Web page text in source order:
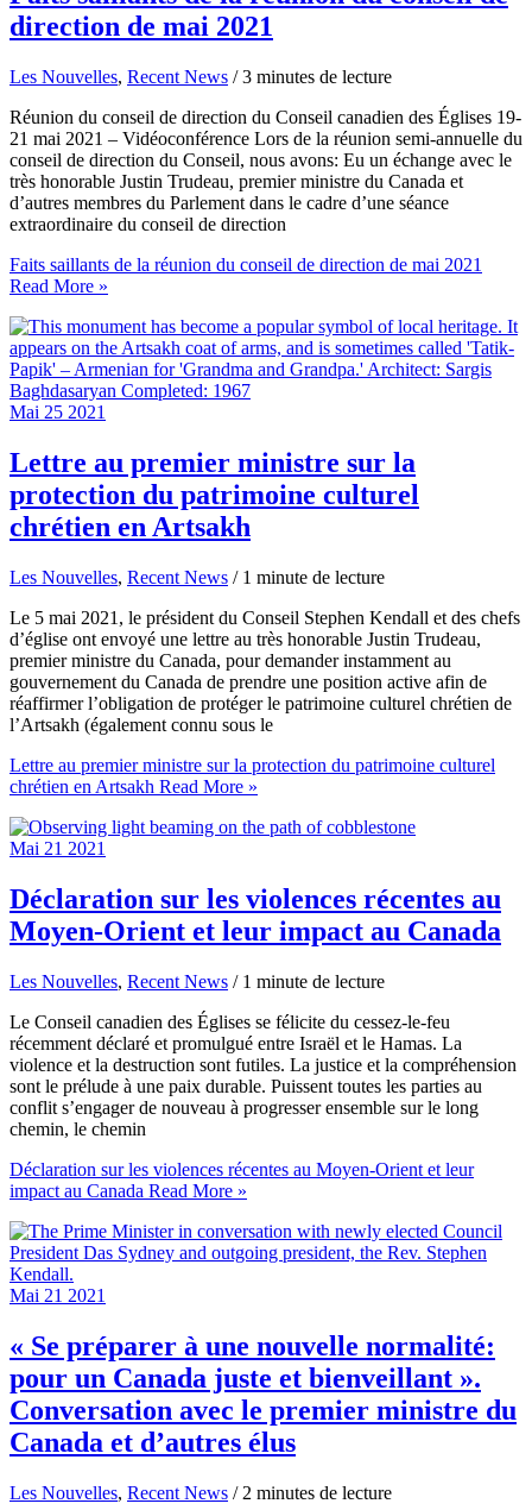
direction de mai 2021
Les Nouvelles, Recent News /3 minutes de lecture
Réunion du conseil de direction du Conseil canadien des Églises 19-
21 mai 2021 – Vidéoconférence Lors de la réunion semi-annuelle du
conseil de direction du Conseil, nous avons: Eu un échange avec le
très honorable Justin Trudeau, premier ministre du Canada et
d’autres membres du Parlement dans le cadre d’une séance
extraordinaire du conseil de direction
Faits saillants de la réunion du conseil de direction de mai 2021
Read More »
Mai 25 2021
Lettre au premier ministre sur la
protection du patrimoine culturel
chrétien en Artsakh
Les Nouvelles, Recent News / 1 minute de lecture
Le 5 mai 2021, le président du Conseil Stephen Kendall et des chefs
d’église ont envoyé une lettre au très honorable Justin Trudeau,
premier ministre du Canada, pour demander instamment au
gouvernement du Canada de prendre une position active afin de
réaffirmer l’obligation de protéger le patrimoine culturel chrétien de
l’Artsakh (également connu sous le
Lettre au premier ministre sur la protection du patrimoine culturel
chrétien en Artsakh Read More »
Mai 21 2021
Déclaration sur les violences récentes au
Moyen-Orient et leur impact au Canada
Les Nouvelles, Recent News / 1 minute de lecture
Le Conseil canadien des Églises se félicite du cessez-le-feu
récemment déclaré et promulgué entre Israël et le Hamas. La
violence et la destruction sont futiles. La justice et la compréhension
sont le prélude à une paix durable. Puissent toutes les parties au
conflit s’engager de nouveau à progresser ensemble sur le long
chemin, le chemin
Déclaration sur les violences récentes au Moyen-Orient et leur
impact au Canada Read More »
Mai 21 2021
« Se préparer à une nouvelle normalité:
pour un Canada juste et bienveillant ».
Conversation avec le premier ministre du
Canada et d’autres élus
Les Nouvelles, Recent News / 2 minutes de lecture